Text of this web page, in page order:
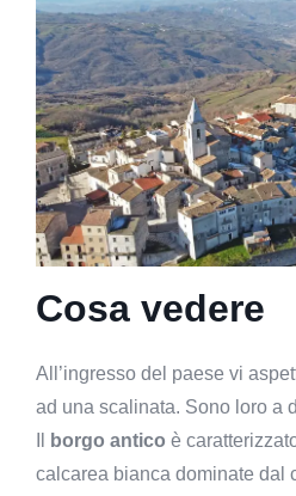
Cosa vedere
All’ingresso del paese vi
ad una scalinata. Sono loro a
borgo antico è
calcarea bianca dominate dal